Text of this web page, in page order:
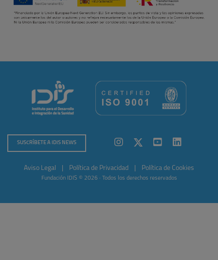
SUSCRÍBETE A IDIS NEWS
Aviso Legal Política de Privacidad Política de Cookies
Fundación IDIS © 2026 · Todos los derechos reservados